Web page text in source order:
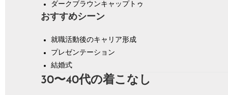
ダークブラウンキャップトゥ
おすすめシーン
就職活動後のキャリア形成
プレゼンテーション
結婚式
30〜40代の着こなし